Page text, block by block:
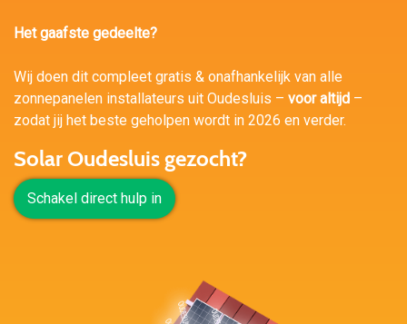
Het gaafste gedeelte?
Wij doen dit compleet gratis & onafhankelijk van alle
zonnepanelen installateurs uit Oudesluis – voor altijd –
zodat jij het beste geholpen wordt in 2026 en verder.
Solar Oudesluis gezocht?
Schakel direct hulp in